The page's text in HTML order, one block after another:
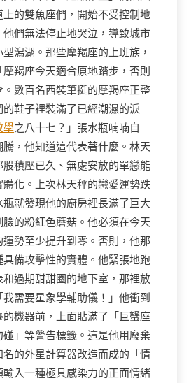
的雙魚座們，開始不受控制地
們無法停止地哭泣，導致城市
潟湖。那些摩羯座的上班族，
羯座今天適合原地踏步，否則
數百名西裝筆挺的摩羯座正整
鞋子裡裝滿了已經潮濕的淚
學之八十七？」張水瓶喃喃自
，他知道這代表著什麼。林天
積壓已久、無處安放的單戀能
化。上次林天秤的戀愛運勢跌
就發現他的廚房裡長滿了巨大
的粉紅色蘑菇。他必須在今天
勢至少提升到零。否則，他那
備攻擊性的實體。他緊張地跑
過期甜甜圈的地下室，那裡放
需要星象學輔助儀！」他衝到
機器前，上面貼滿了「巨蟹座
」等警告標籤。這是他用廢棄
的外星計算器改造而成的「情
入一種極具感染力的正面情緒